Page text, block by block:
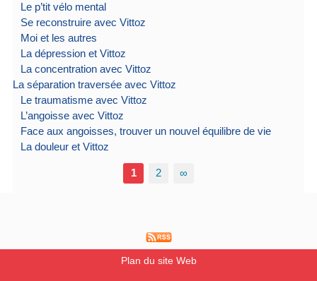
Le p’tit vélo mental
Se reconstruire avec Vittoz
Moi et les autres
La dépression et Vittoz
La concentration avec Vittoz
La séparation traversée avec Vittoz
Le traumatisme avec Vittoz
L’angoisse avec Vittoz
Face aux angoisses, trouver un nouvel équilibre de vie
La douleur et Vittoz
1 2 ∞
Plan du site Web